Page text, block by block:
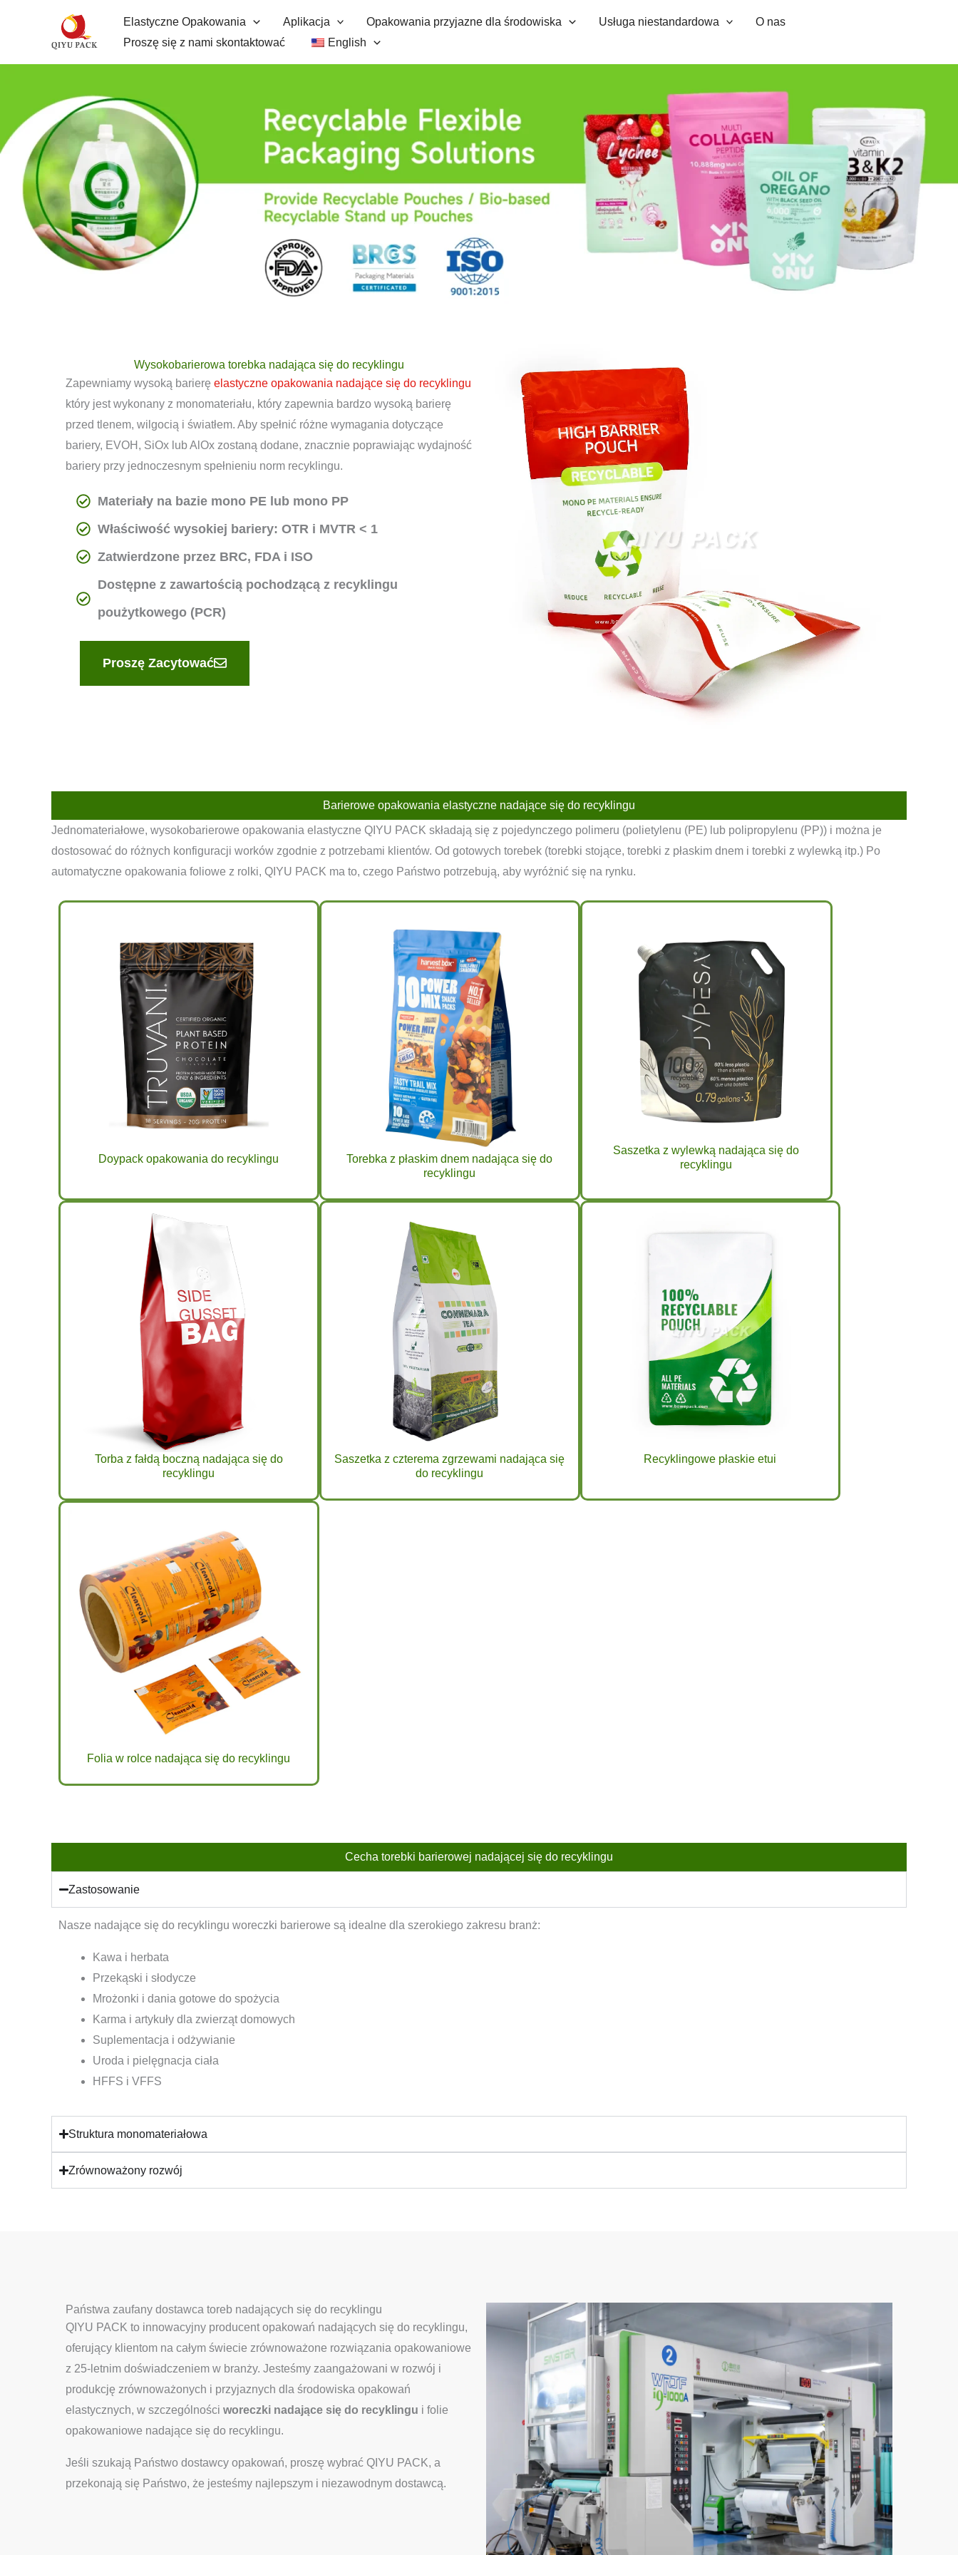
Elastyczne Opakowania Aplikacja Opakowania przyjazne dla środowiska Usługa niestandardowa
O nas
Proszę się z nami skontaktować
English
Wysokobarierowa torebka nadająca się do recyklingu
Zapewniamy wysoką barierę elastyczne opakowania nadające się do recyklingu
który jest wykonany z monomateriału, który zapewnia bardzo wysoką barierę
przed tlenem, wilgocią i światłem. Aby spełnić różne wymagania dotyczące
bariery, EVOH, SiOx lub AlOx zostaną dodane, znacznie poprawiając wydajność
bariery przy jednoczesnym spełnieniu norm recyklingu.
Materiały na bazie mono PE lub mono PP
Właściwość wysokiej bariery: OTR i MVTR < 1
Zatwierdzone przez BRC, FDA i ISO
Dostępne z zawartością pochodzącą z recyklingu
poużytkowego (PCR)
Proszę Zacytować
Barierowe opakowania elastyczne nadające się do recyklingu
Jednomateriałowe, wysokobarierowe opakowania elastyczne QIYU PACK składają się z pojedynczego polimeru (polietylenu (PE) lub polipropylenu (PP)) i można je
dostosować do różnych konfiguracji worków zgodnie z potrzebami klientów. Od gotowych torebek (torebki stojące, torebki z płaskim dnem i torebki z wylewką itp.) Po
automatyczne opakowania foliowe z rolki, QIYU PACK ma to, czego Państwo potrzebują, aby wyróżnić się na rynku.
Doypack opakowania do recyklingu
Torebka z płaskim dnem nadająca się do
recyklingu
Saszetka z wylewką nadająca się do
recyklingu
Torba z fałdą boczną nadająca się do
recyklingu
Saszetka z czterema zgrzewami nadająca się
do recyklingu
Recyklingowe płaskie etui
Folia w rolce nadająca się do recyklingu
Cecha torebki barierowej nadającej się do recyklingu
Zastosowanie
Nasze nadające się do recyklingu woreczki barierowe są idealne dla szerokiego zakresu branż:
Kawa i herbata
Przekąski i słodycze
Mrożonki i dania gotowe do spożycia
Karma i artykuły dla zwierząt domowych
Suplementacja i odżywianie
Uroda i pielęgnacja ciała
HFFS i VFFS
Struktura monomateriałowa
Zrównoważony rozwój
Państwa zaufany dostawca toreb nadających się do recyklingu
QIYU PACK to innowacyjny producent opakowań nadających się do recyklingu,
oferujący klientom na całym świecie zrównoważone rozwiązania opakowaniowe
z 25-letnim doświadczeniem w branży. Jesteśmy zaangażowani w rozwój i
produkcję zrównoważonych i przyjaznych dla środowiska opakowań
elastycznych, w szczególności woreczki nadające się do recyklingu i folie
opakowaniowe nadające się do recyklingu.
Jeśli szukają Państwo dostawcy opakowań, proszę wybrać QIYU PACK, a
przekonają się Państwo, że jesteśmy najlepszym i niezawodnym dostawcą.